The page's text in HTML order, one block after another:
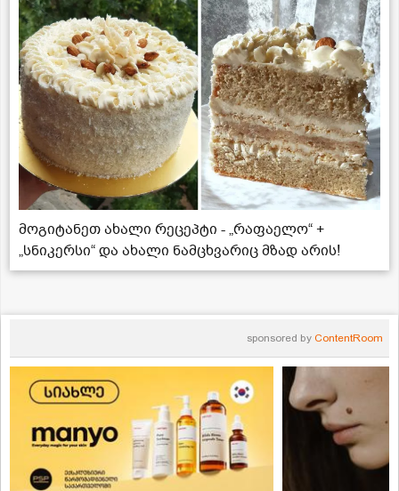
მოგიტანეთ ახალი რეცეპტი - „რაფაელო“ +
„სნიკერსი“ და ახალი ნამცხვარიც მზად არის!
sponsored by ContentRoom